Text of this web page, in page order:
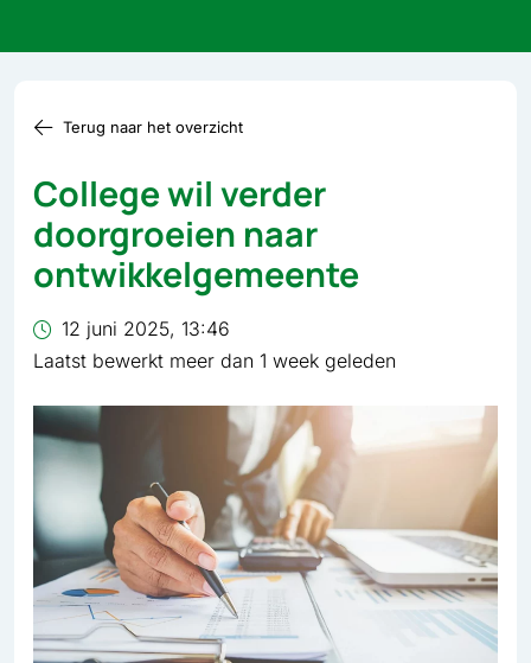
Terug naar het overzicht
College wil verder
doorgroeien naar
ontwikkelgemeente
12 juni 2025, 13:46
Laatst bewerkt meer dan 1 week geleden